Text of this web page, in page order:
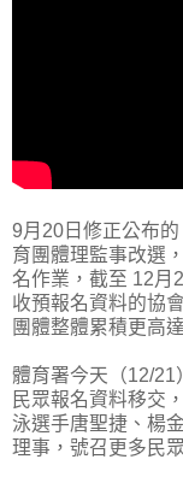
9月20日修正公布
育團體理監事改選
名作業，截至 12月
收預報名資料的協
團體整體累積更高
體育署今天（12/21
民眾報名資料移交
泳選手唐聖捷、楊
理事，號召更多民